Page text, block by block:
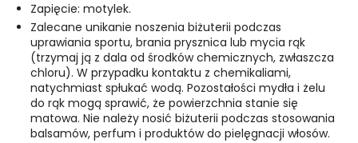
Zapięcie: motylek.
Zalecane unikanie noszenia biżuterii podczas
uprawiania sportu, brania prysznica lub mycia rąk
(trzymaj ją z dala od środków chemicznych, zwłaszcza
chloru). W przypadku kontaktu z chemikaliami,
natychmiast spłukać wodą. Pozostałości mydła i żelu
do rąk mogą sprawić, że powierzchnia stanie się
matowa. Nie należy nosić biżuterii podczas stosowania
balsamów, perfum i produktów do pielęgnacji włosów.